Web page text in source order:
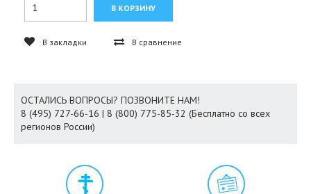
В закладки В сравнение
ОСТАЛИСЬ ВОПРОСЫ? ПОЗВОНИТЕ НАМ!
8 (495) 727-66-16 | 8 (800) 775-85-32 (Бесплатно со всех
регионов России)